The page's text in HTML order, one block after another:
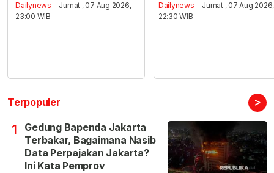
Dailynews - Jumat , 07 Aug 2026,
23:00 WIB
Dailynews - Jumat , 07 Aug 2026,
22:30 WIB
Terpopuler >
1
Gedung Bapenda Jakarta
Terbakar, Bagaimana Nasib
Data Perpajakan Jakarta?
Ini Kata Pemprov